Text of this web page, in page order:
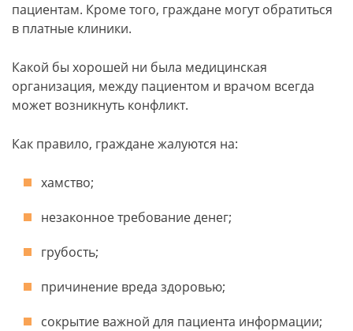
пациентам. Кроме того, граждане могут обратиться
в платные клиники.
Какой бы хорошей ни была медицинская
организация, между пациентом и врачом всегда
может возникнуть конфликт.
Как правило, граждане жалуются на:
хамство;
незаконное требование денег;
грубость;
причинение вреда здоровью;
сокрытие важной для пациента информации;